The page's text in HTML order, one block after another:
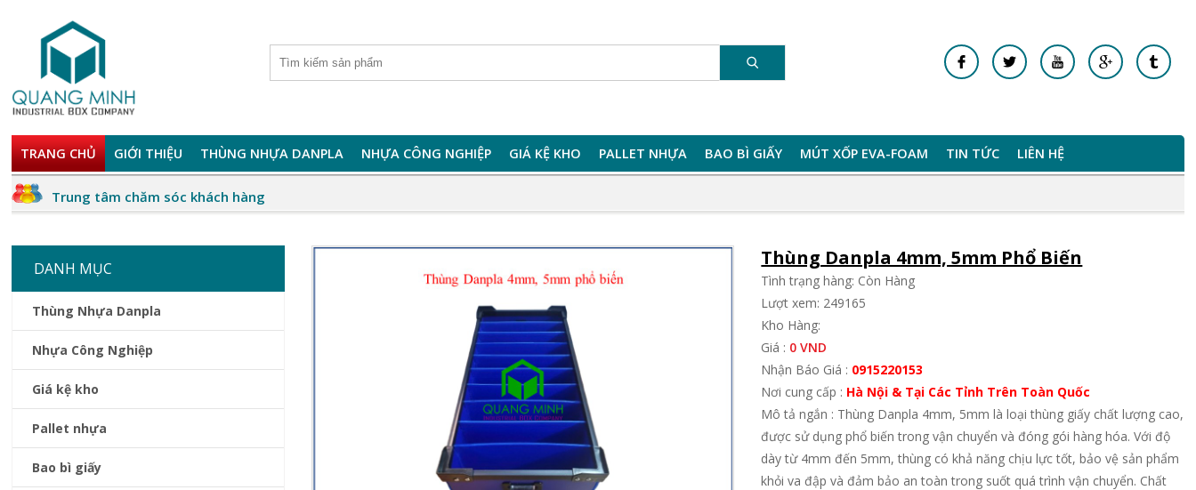
TRANG CHỦ GIỚI THIỆU THÙNG NHỰA DANPLA NHỰA CÔNG NGHIỆP GIÁ KỆ KHO PALLET NHỰA BAO BÌ GIẤY MÚT XỐP EVA-FOAM TIN TỨC LIÊN HỆ
Trung tâm chăm sóc khách hàng
DANH MỤC
Thùng Nhựa Danpla
Nhựa Công Nghiệp
Giá kệ kho
Pallet nhựa
Bao bì giấy
Thùng Danpla 4mm, 5mm Phổ Biến
Tình trạng hàng: Còn Hàng
Lượt xem: 249165
Kho Hàng:
Giá : 0 VND
Nhận Báo Giá : 0915220153
Nơi cung cấp : Hà Nội & Tại Các Tỉnh Trên Toàn Quốc
Mô tả ngắn : Thùng Danpla 4mm, 5mm là loại thùng giấy chất lượng cao,
được sử dụng phổ biến trong vận chuyển và đóng gói hàng hóa. Với độ
dày từ 4mm đến 5mm, thùng có khả năng chịu lực tốt, bảo vệ sản phẩm
khỏi va đập và đảm bảo an toàn trong suốt quá trình vận chuyển. Chất